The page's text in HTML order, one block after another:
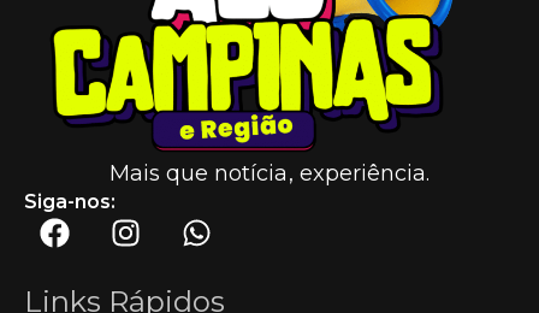
Mais que notícia, experiência.
Siga-nos:
Links Rápidos